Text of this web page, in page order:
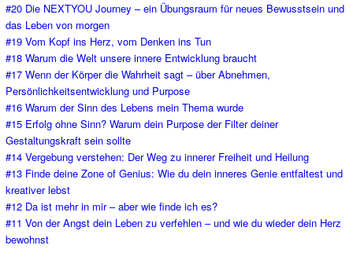
#20 Die NEXTYOU Journey – ein Übungsraum für neues Bewusstsein und
das Leben von morgen
#19 Vom Kopf ins Herz, vom Denken ins Tun
#18 Warum die Welt unsere innere Entwicklung braucht
#17 Wenn der Körper die Wahrheit sagt – über Abnehmen,
Persönlichkeitsentwicklung und Purpose
#16 Warum der Sinn des Lebens mein Thema wurde
#15 Erfolg ohne Sinn? Warum dein Purpose der Filter deiner
Gestaltungskraft sein sollte
#14 Vergebung verstehen: Der Weg zu innerer Freiheit und Heilung
#13 Finde deine Zone of Genius: Wie du dein inneres Genie entfaltest und
kreativer lebst
#12 Da ist mehr in mir – aber wie finde ich es?
#11 Von der Angst dein Leben zu verfehlen – und wie du wieder dein Herz
bewohnst